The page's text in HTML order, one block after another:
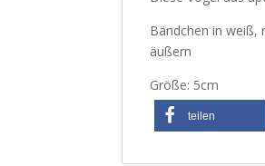
Bändchen in weiß,
äußern
Größe: 5cm
teilen